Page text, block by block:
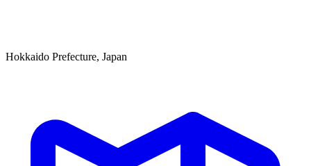
Hokkaido Prefecture, Japan